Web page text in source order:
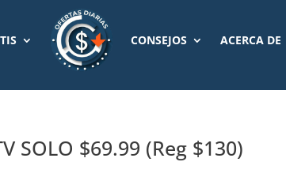
CONSEJOS ACERCA DE
SOLO $69.99 (Reg $130)